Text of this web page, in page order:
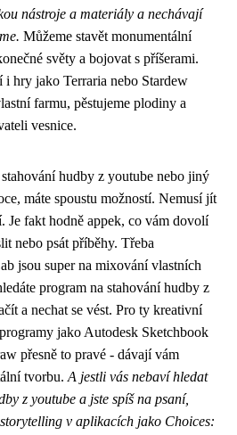
nástroje a materiály a nechávají
Můžeme stavět monumentální
světy a bojovat s příšerami.
i hry jako Terraria nebo Stardew
farmu, pěstujeme plodiny a
vesnice.
hudby z youtube nebo jiný
máte spoustu možností. Nemusí jít
Je fakt hodně appek, co vám dovolí
nebo psát příběhy. Třeba
jsou super na mixování vlastních
program na stahování hudby z
a nechat se vést. Pro ty kreativní
jako Autodesk Sketchbook
přesně to pravé - dávají vám
tvorbu. A jestli vás nebaví hledat
z youtube a jste spíš na psaní,
v aplikacích jako Choices: